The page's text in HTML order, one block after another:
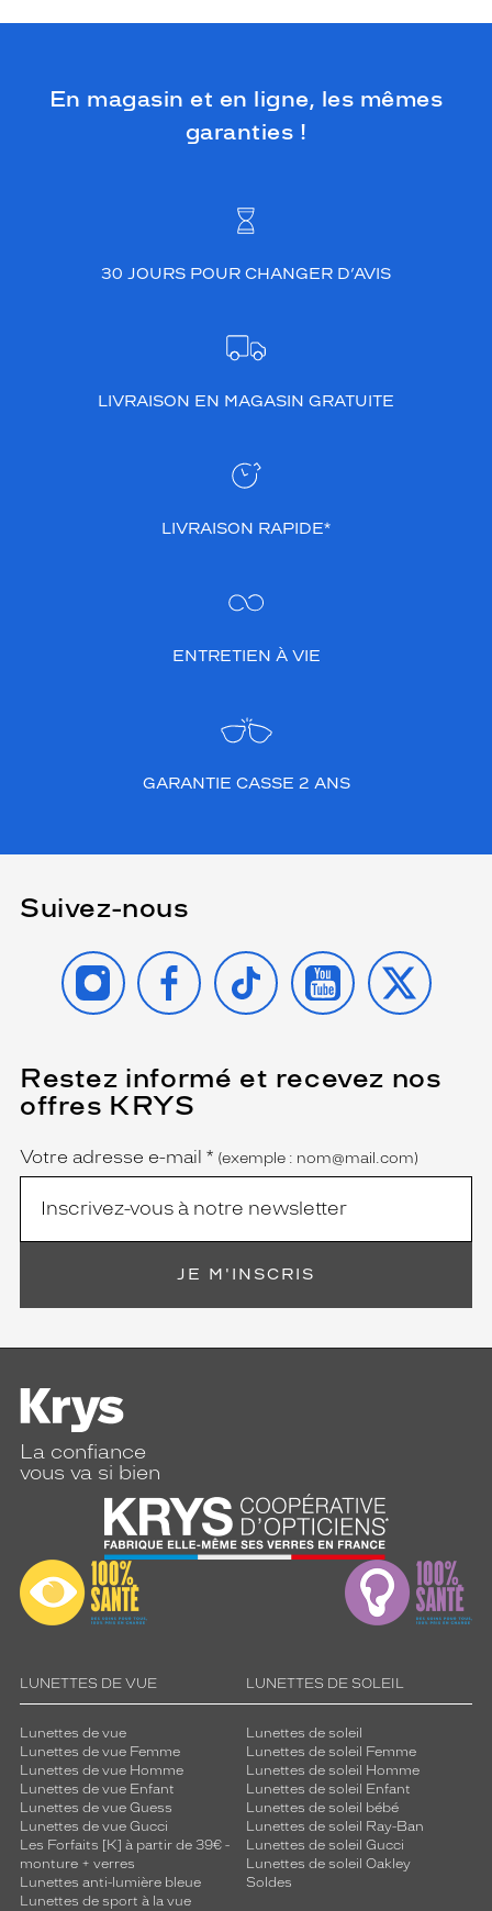
En magasin et en ligne, les mêmes
garanties !
30 JOURS POUR CHANGER D’AVIS
LIVRAISON EN MAGASIN GRATUITE
LIVRAISON RAPIDE*
ENTRETIEN À VIE
GARANTIE CASSE 2 ANS
Suivez-nous
INSTAGRAMFACEBOOK
TIKTOK YOUTUBE
X
Restez informé et recevez nos
offres KRYS
Name
Votre adresse e-mail *
(Ce
champ
est
obligatoire)
(exemple : nom@mail.com)
JE M'INSCRIS
La confiance
vous va si bien
LUNETTES DE VUE
Lunettes de vue
Lunettes de vue Femme
Lunettes de vue Homme
Lunettes de vue Enfant
Lunettes de vue Guess
Lunettes de vue Gucci
Les Forfaits [K] à partir de 39€ -
monture + verres
Lunettes anti-lumière bleue
Lunettes de sport à la vue
LUNETTES DE SOLEIL
Lunettes de soleil
Lunettes de soleil Femme
Lunettes de soleil Homme
Lunettes de soleil Enfant
Lunettes de soleil bébé
Lunettes de soleil Ray-Ban
Lunettes de soleil Gucci
Lunettes de soleil Oakley
Soldes